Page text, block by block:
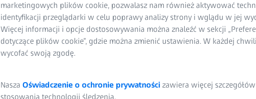
marketingowych plików cookie, pozwalasz nam również aktywować
identyfikacji przeglądarki w celu poprawy analizy strony i wglądu w jej
Więcej informacji i opcje dostosowywania można znaleźć w sekcji
dotyczące plików cookie”, gdzie można zmienić ustawienia. W każdej
wycofać swoją zgodę.
Nasza Oświadczenie o ochronie prywatności zawiera więcej
stosowania technologii śledzenia.